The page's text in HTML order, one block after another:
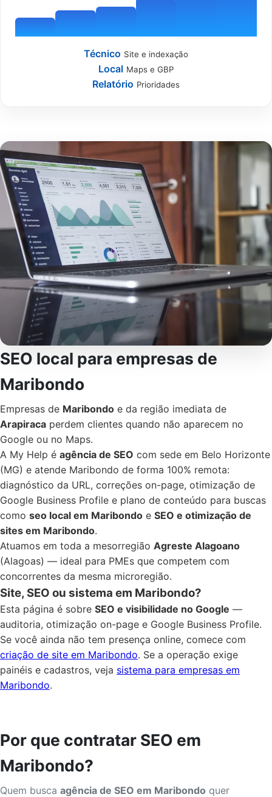
Técnico Site e indexação
Local Maps e GBP
Relatório Prioridades
SEO local para empresas de
Maribondo
Empresas de Maribondo e da região imediata de
Arapiraca perdem clientes quando não aparecem no
Google ou no Maps.
A My Help é agência de SEO com sede em Belo Horizonte
(MG) e atende Maribondo de forma 100% remota:
diagnóstico da URL, correções on-page, otimização de
Google Business Profile e plano de conteúdo para buscas
como seo local em Maribondo e SEO e otimização de
sites em Maribondo.
Atuamos em toda a mesorregião Agreste Alagoano
(Alagoas) — ideal para PMEs que competem com
concorrentes da mesma microregião.
Site, SEO ou sistema em Maribondo?
Esta página é sobre SEO e visibilidade no Google —
auditoria, otimização on-page e Google Business Profile.
Se você ainda não tem presença online, comece com
criação de site em Maribondo. Se a operação exige
painéis e cadastros, veja sistema para empresas em
Maribondo.
Por que contratar SEO em
Maribondo?
Quem busca agência de SEO em Maribondo quer